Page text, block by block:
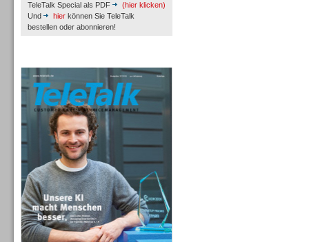
TeleTalk Special als PDF
(hier klicken)
Und
hier können Sie TeleTalk
bestellen oder abonnieren!
Inbound